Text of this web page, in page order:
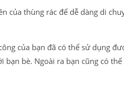
của thùng rác để dễ dàng di
của bạn đã có thể sử dụng
bè. Ngoài ra bạn cũng có